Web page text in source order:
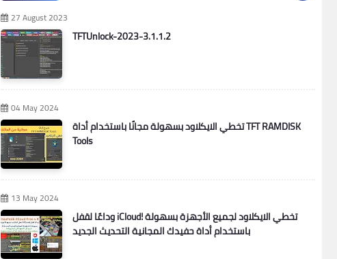
27 August 2023
TFTUnlock-2023-3.1.1.2
04 May 2024
تخطي الايكلاود بسهولة مجانًا باستخدام أداة TFT RAMDISK
Tools
13 May 2024
وداعًا لقفل iCloud! تخطي الايكلاود لجميع الأجهزة بسهولة
باستخدام أداة حفيدك المجانية التحديث الجديد